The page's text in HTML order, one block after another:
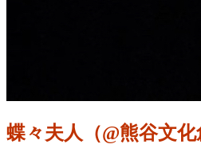
蝶々夫人（@熊谷文化